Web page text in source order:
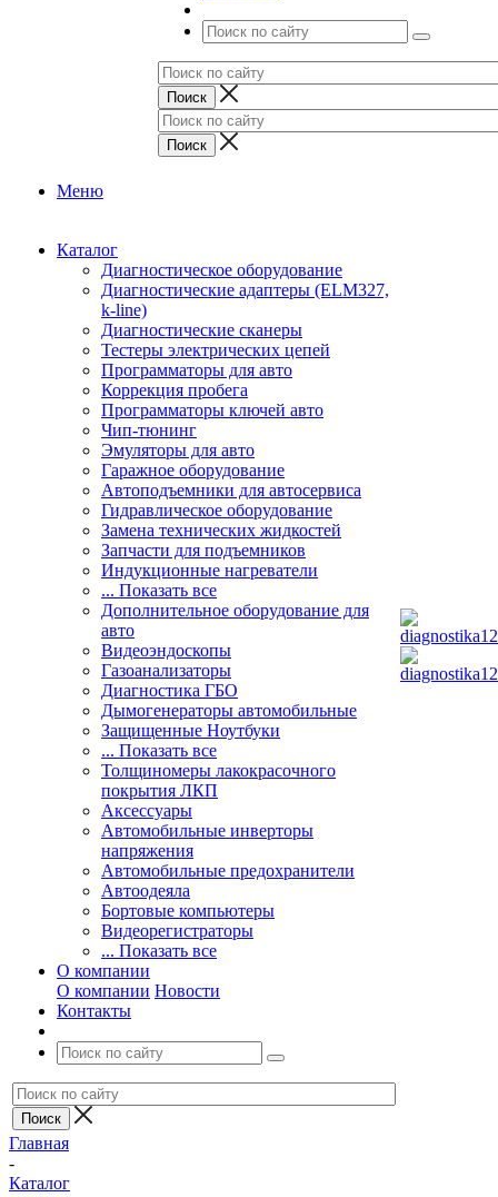
Меню
Каталог
Диагностическое оборудование
Диагностические адаптеры (ELM327,
k-line)
Диагностические сканеры
Тестеры электрических цепей
Программаторы для авто
Коррекция пробега
Программаторы ключей авто
Чип-тюнинг
Эмуляторы для авто
Гаражное оборудование
Автоподъемники для автосервиса
Гидравлическое оборудование
Замена технических жидкостей
Запчасти для подъемников
Индукционные нагреватели
... Показать все
Дополнительное оборудование для
авто
Видеоэндоскопы
Газоанализаторы
Диагностика ГБО
Дымогенераторы автомобильные
Защищенные Ноутбуки
... Показать все
Толщиномеры лакокрасочного
покрытия ЛКП
Аксессуары
Автомобильные инверторы
напряжения
Автомобильные предохранители
Автоодеяла
Бортовые компьютеры
Видеорегистраторы
... Показать все
О компании
О компании Новости
Контакты
Главная
-
Каталог